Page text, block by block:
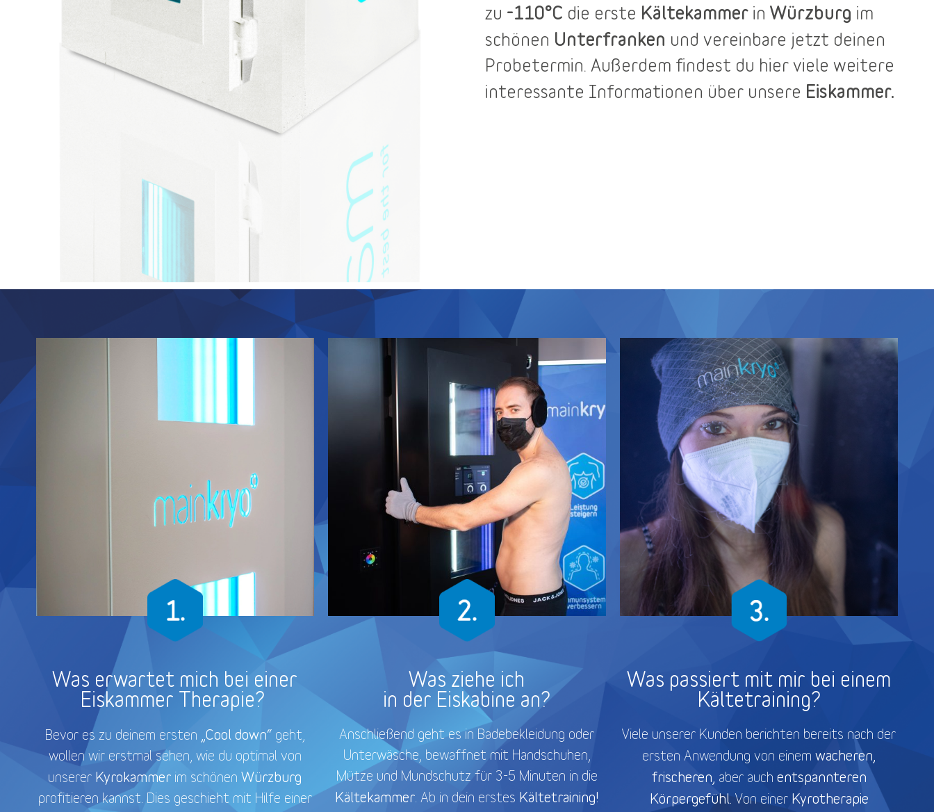
zu -110°C die erste Kältekammer in Würzburg im
schönen Unterfranken und vereinbare jetzt deinen
Probetermin. Außerdem findest du hierviele weitere
interessante Informationen über unsere Eiskammer.
Was erwartet mich bei einer
Eiskammer Therapie?
Bevor es zu deinem ersten „Cool down“geht,
wollen wir erstmal sehen, wie du optimal von
unserer Kyrokammer im schönenWürzburg
profitieren kannst. Dies geschieht mit Hilfe einer
Was ziehe ich
in der Eiskabine an?
Anschließend geht es in Badebekleidung oder
Unterwäsche, bewaffnet mit Handschuhen,
Mütze und Mundschutz für 3-5 Minuten in die
Kältekammer. Ab in dein erstes Kältetraining!
Was passiert mit mir bei einem
Kältetraining?
Viele unserer Kunden berichten bereits nach der
ersten Anwendung von einemwacheren,
frischeren, aber auch entspannteren
Körpergefühl.Von einer Kyrotherapie